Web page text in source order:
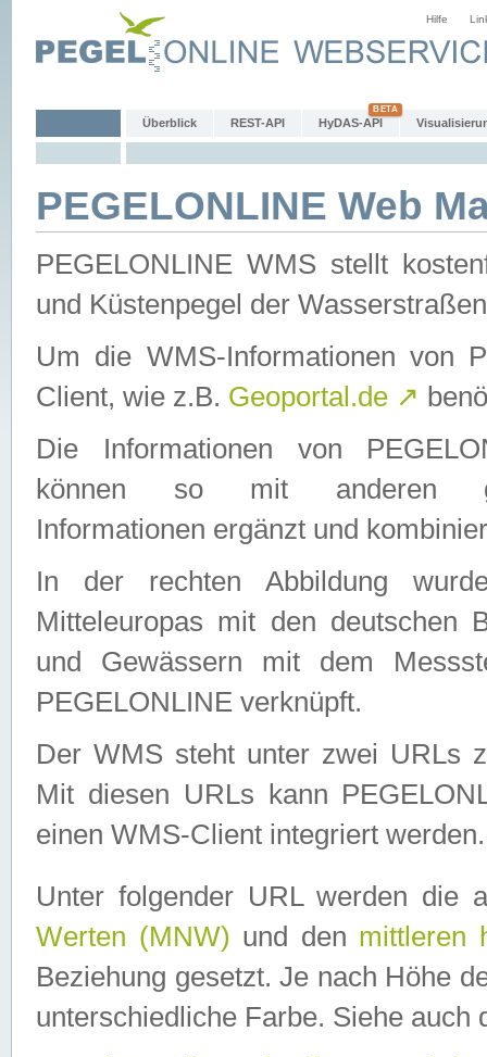
Hilfe
Überblick REST-API HyDAS-API
PEGELONLINE Web
PEGELONLINE WMS stellt
und Küstenpegel der
Um die WMS-Informationen von
Client, wie z.B. Geoportal.de ↗
Die Informationen von
können so mit anderen
Informationen ergänzt und
In der rechten Abbildung
Mitteleuropas mit den deutschen
und Gewässern mit dem
PEGELONLINE verknüpft.
Der WMS steht unter zwei URLs
Mit diesen URLs kann
einen WMS-Client integriert werden.
Unter folgender URL werden die
Werten (MNW) und den mittleren
Beziehung gesetzt. Je nach Höhe
unterschiedliche Farbe. Siehe auch